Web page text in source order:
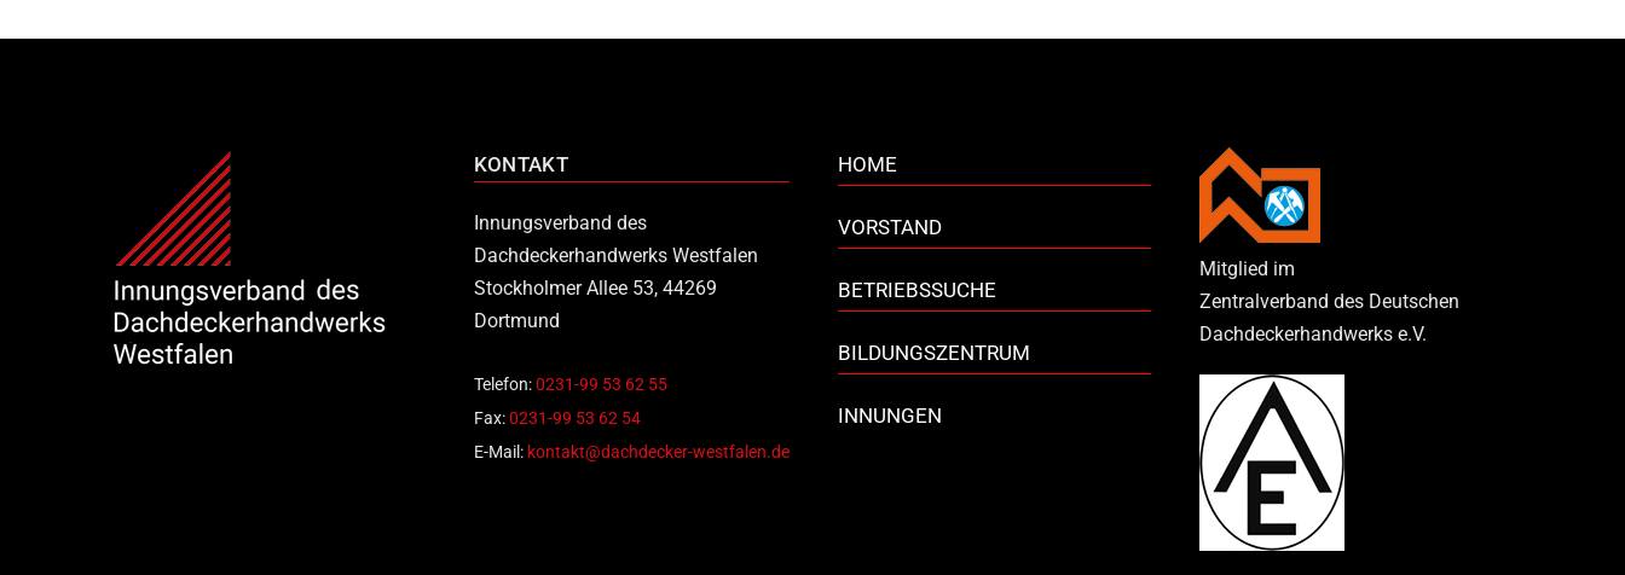
KONTAKT
Innungsverband des
Dachdeckerhandwerks Westfalen
Stockholmer Allee 53, 44269
Dortmund
Telefon:0231-99 53 62 55
Fax:0231-99 53 62 54
E-Mail: kontakt@dachdecker-westfalen.de
HOME
VORSTAND
BETRIEBSSUCHE
BILDUNGSZENTRUM
INNUNGEN
Mitglied im
Zentralverband des Deutschen
Dachdeckerhandwerks e.V.